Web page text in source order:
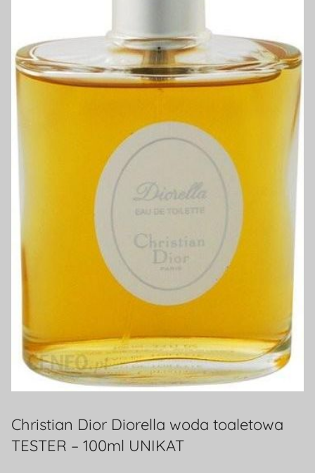
Christian Dior Diorella woda toaletowa
TESTER – 100ml UNIKAT